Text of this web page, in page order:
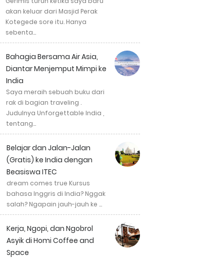
akan keluar dari Masjid Perak
Kotegede sore itu. Hanya
sebenta…
Bahagia Bersama Air Asia,
Diantar Menjemput Mimpi ke
India
Saya meraih sebuah buku dari
rak di bagian traveling .
Judulnya Unforgettable India ,
tentang…
Belajar dan Jalan-Jalan
(Gratis) ke India dengan
Beasiswa ITEC
dream comes true Kursus
bahasa Inggris di India? Nggak
salah? Ngapain jauh-jauh ke …
Kerja, Ngopi, dan Ngobrol
Asyik di Homi Coffee and
Space